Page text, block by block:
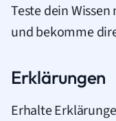
Teste dein
und bekomme
Erklärungen
Erhalte